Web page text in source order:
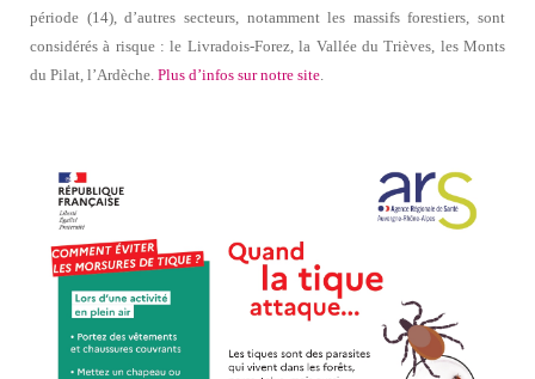
période (14), d’autres secteurs, notamment les massifs forestiers, sont
considérés à risque : le Livradois-Forez, la Vallée du Trièves, les Monts
du Pilat, l’Ardèche. Plus d’infos sur notre site